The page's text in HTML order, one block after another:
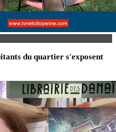
du quartier s'exposent